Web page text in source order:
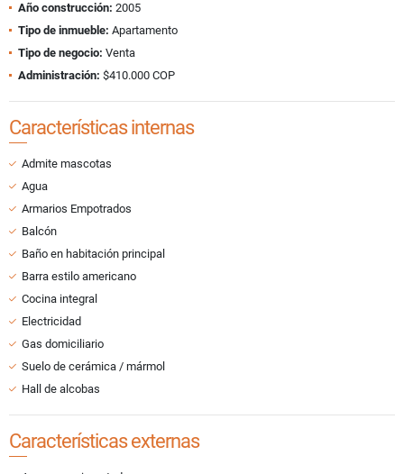
Año construcción: 2005
Tipo de inmueble: Apartamento
Tipo de negocio: Venta
Administración: $410.000 COP
Características internas
Admite mascotas
Agua
Armarios Empotrados
Balcón
Baño en habitación principal
Barra estilo americano
Cocina integral
Electricidad
Gas domiciliario
Suelo de cerámica / mármol
Hall de alcobas
Características externas